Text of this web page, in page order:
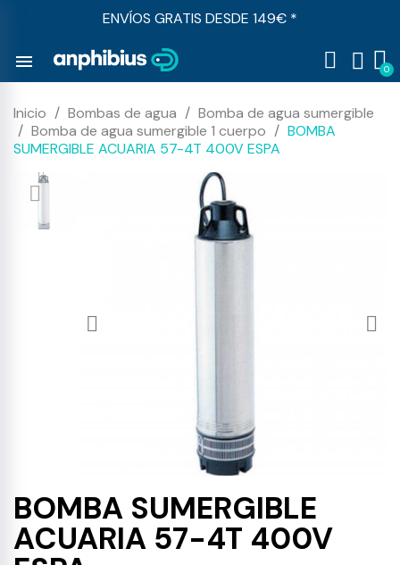
ENVÍOS GRATIS DESDE 149€ *
menu
Inicio Bombas de agua
Bomba de agua sumergible
Bomba de agua sumergible 1 cuerpo
BOMBA
SUMERGIBLE ACUARIA 57-4T 400V ESPA
BOMBA SUMERGIBLE
ACUARIA 57-4T 400V